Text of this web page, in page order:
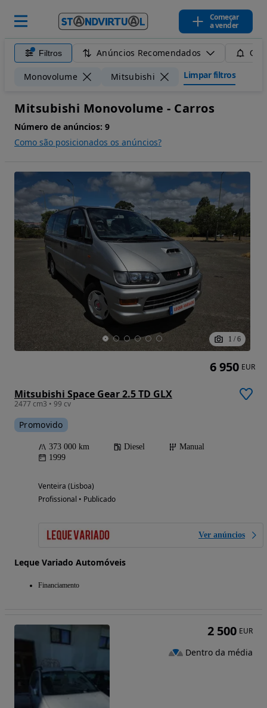
Começar
a vender
Filtros Anúncios Recomendados
Monovolume Mitsubishi Limpar filtros
Mitsubishi Monovolume - Carros
Número de anúncios: 9
Como são posicionados os anúncios?
1 / 6
Mitsubishi Space Gear 2.5 TD GLX
2477 cm3 • 99 cv
Promovido
373 000 km Diesel
Manual
1999
Venteira (Lisboa)
Profissional • Publicado
Ver anúncios
Leque Variado Automóveis
Financiamento
6 950 EUR
2 500 EUR
Dentro da média